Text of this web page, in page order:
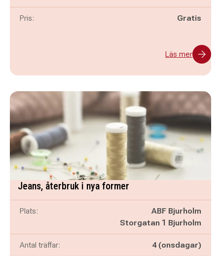
Pris: Gratis
Läs mer
Jeans, återbruk i nya former
Plats:
ABF Bjurholm
Storgatan 1 Bjurholm
Antal träffar: 4 (onsdagar)